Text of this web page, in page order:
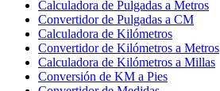
Calculadora de Pulgadas a Metros
Convertidor de Pulgadas a CM
Calculadora de Kilómetros
Convertidor de Kilómetros a Metros
Calculadora de Kilómetros a Millas
Conversión de KM a Pies